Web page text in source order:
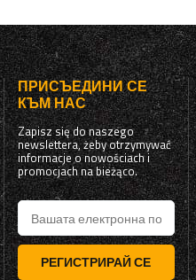
ПРИСЪЕДИНИ СЕ
КЪМ НАС
Zapisz się do naszego
newslettera, żeby otrzymywać
informacje o nowościach i
promocjach na bieżąco.
РЕГИСТРИРАЙ СЕ